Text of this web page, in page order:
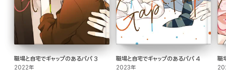
職場と自宅でギャップのあるパパ 3
2022年
職場と自宅でギャップのあるパパ 4
2023年
職